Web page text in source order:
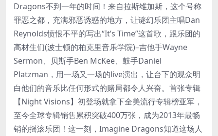
Dragons不到一年的时间！来自拉斯维加斯，这个号称
罪恶之都，充满邪恶诱惑的地方，让谜幻乐团主唱Dan
Reynolds愤恨不平的写出“It’s Time”这首歌，跟乐团的
高材生们(波士顿的柏克里音乐学院)–吉他手Wayne
Sermon、贝斯手Ben McKee、鼓手Daniel
Platzman，用一场又一场的live演出，让台下的观众明
白他们的音乐比任何形式的赌局都令人兴奋。首张专辑
【Night Visions】初登场就拿下全美流行专辑榜亚军，
至今全球专辑销售累积突破400万张，成为2013年最畅
销的摇滚乐团！这一刻，Imagine Dragons知道这场人